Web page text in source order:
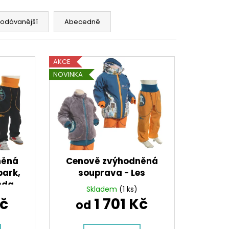
Abecedně
AKCE
NOVINKA
Cenově zvýhodněná
souprava - Les
Skladem (1 ks)
od 1 701 Kč